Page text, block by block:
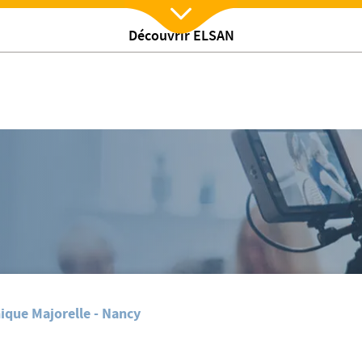
Découvrir ELSAN
Nx:Afficher menu
Les ateliers du 1er semestre 2019
Majorelle - Nancy